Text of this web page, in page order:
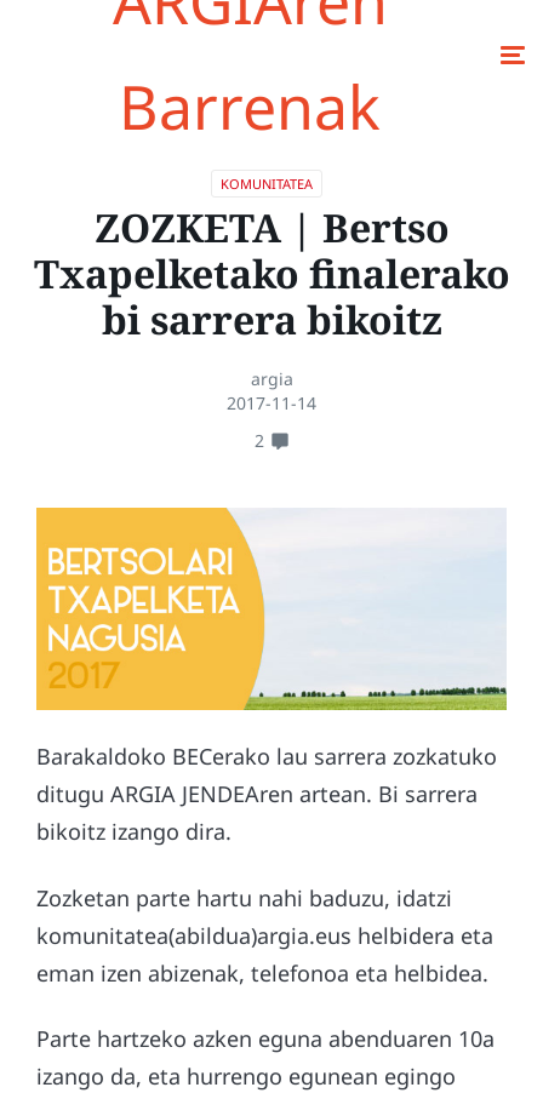
Barrenak
KOMUNITATEA
ZOZKETA | Bertso
Txapelketako finalerako
bi sarrera bikoitz
argia
2017-11-14
2
Barakaldoko BECerako lau sarrera zozkatuko
ditugu ARGIA JENDEAren artean. Bi sarrera
bikoitz izango dira.
Zozketan parte hartu nahi baduzu, idatzi
komunitatea(abildua)argia.eus helbidera eta
eman izen abizenak, telefonoa eta helbidea.
Parte hartzeko azken eguna abenduaren 10a
izango da, eta hurrengo egunean egingo